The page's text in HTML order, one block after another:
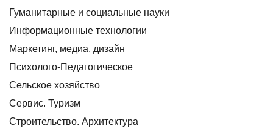
Гуманитарные и социальные науки
Информационные технологии
Маркетинг, медиа, дизайн
Психолого-Педагогическое
Сельское хозяйство
Сервис. Туризм
Строительство. Архитектура